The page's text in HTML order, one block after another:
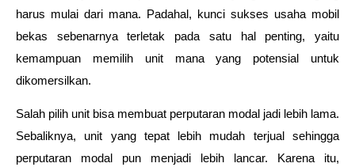
harus mulai dari mana. Padahal, kunci sukses usaha mobil
bekas sebenarnya terletak pada satu hal penting, yaitu
kemampuan memilih unit mana yang potensial untuk
dikomersilkan.
Salah pilih unit bisa membuat perputaran modal jadi lebih lama.
Sebaliknya, unit yang tepat lebih mudah terjual sehingga
perputaran modal pun menjadi lebih lancar. Karena itu,